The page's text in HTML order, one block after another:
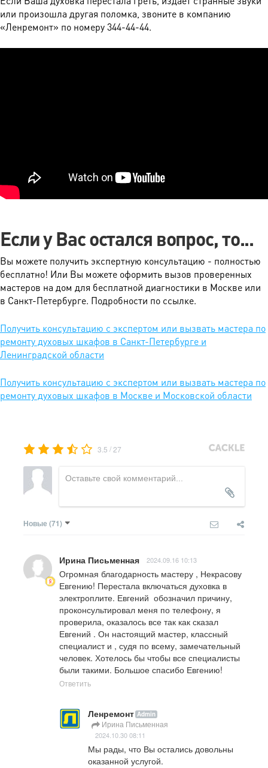
или произошла другая поломка, звоните в компанию
«Ленремонт» по номеру 344-44-44.
Если у Вас остался вопрос, то...
Вы можете получить экспертную консультацию - полностью
бесплатно! Или Вы можете оформить вызов проверенных
мастеров на дом для бесплатной диагностики в Москве или
в Санкт-Петербурге. Подробности по ссылке.
Получить консультацию с экспертом или вызвать мастера по
ремонту духовых шкафов в Санкт-Петербурге и
Ленинградской области
Получить консультацию с экспертом или вызвать мастера по
ремонту духовых шкафов в Москве и Московской области
3.5 /27
Новые (71)
Ирина Письменная 2024.09.16 10:13
Огромная благодарность мастеру , Некрасову
Евгению! Перестала включаться духовка в
электроплите. Евгений  обозначил причину,
проконсультировал меня по телефону, я
проверила, оказалось все так как сказал
Евгений . Он настоящий мастер, классный
специалист и , судя по всему, замечательный
человек. Хотелось бы чтобы все специалисты
были такими. Большое спасибо Евгению!
Ответить
Ленремонт Admin
Ирина Письменная
2024.10.30 08:11
Мы рады, что Вы остались довольны
оказанной услугой.